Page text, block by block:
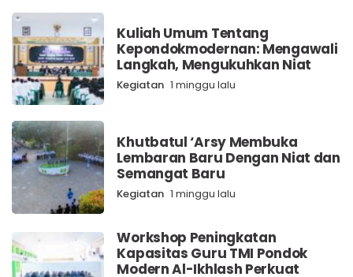
Kuliah Umum Tentang
Kepondokmodernan: Mengawali
Langkah, Mengukuhkan Niat
Kegiatan 1 minggu lalu
Khutbatul ‘Arsy Membuka
Lembaran Baru Dengan Niat dan
Semangat Baru
Kegiatan 1 minggu lalu
Workshop Peningkatan
Kapasitas Guru TMI Pondok
Modern Al-Ikhlash Perkuat